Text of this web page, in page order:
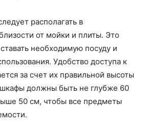
располагать в
от мойки и плиты. Это
необходимую посуду и
Удобство доступа к
за счет их правильной высоты
должны быть не глубже 60
50 см, чтобы все предметы